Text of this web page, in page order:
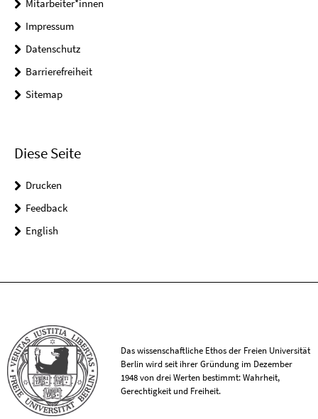
Mitarbeiter*innen
Impressum
Datenschutz
Barrierefreiheit
Sitemap
Diese Seite
Drucken
Feedback
English
Das wissenschaftliche Ethos der Freien Universität
Berlin wird seit ihrer Gründung im Dezember
1948 von drei Werten bestimmt: Wahrheit,
Gerechtigkeit und Freiheit.